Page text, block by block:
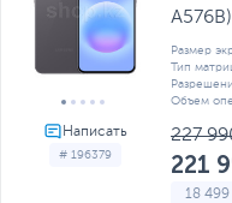
# 196379
A576B)
Размер
Тип
Объем
227
221
18